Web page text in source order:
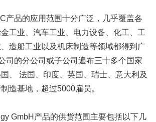
产品的应用范围十分广泛，几乎覆盖各
工业、汽车工业、电力设备、化工、工
造船工业以及机床制造等领域都得到广
司的分公司或子公司遍布三十多个国家
、 法国、印度、英国、瑞士、意大利及
造基地，超过5000雇员。
GmbH产品的供货范围主要包括以下几